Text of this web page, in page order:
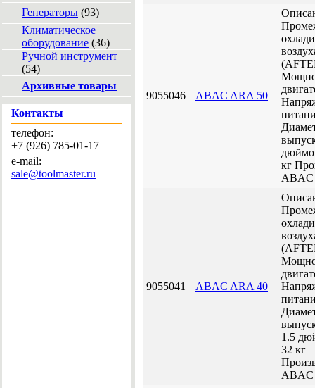
Генераторы (93)
Климатическое
оборудование (36)
Ручной инструмент
(54)
Архивные товары
Контакты
телефон:
+7 (926) 785-01-17
e-mail:
sale@toolmaster.ru
9055046 ABAC ARA 50
кг
ABAC
9055041 ABAC ARA 40
1.5
32 кг
ABAC